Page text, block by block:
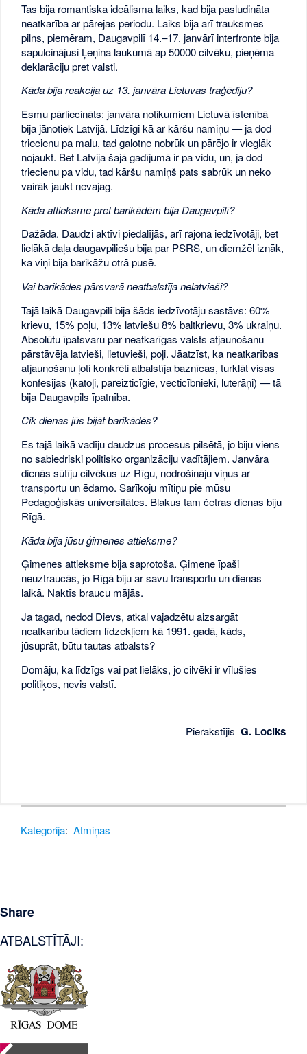
Tas bija romantiska ideālisma laiks, kad bija pasludināta
neatkarība ar pārejas periodu. Laiks bija arī trauksmes
pilns, piemēram, Daugavpilī 14.–17. janvārī interfronte bija
sapulcinājusi Ļeņina laukumā ap 50000 cilvēku, pieņēma
deklarāciju pret valsti.
Kāda bija reakcija uz 13. janvāra Lietuvas traģēdiju?
Esmu pārliecināts: janvāra notikumiem Lietuvā īstenībā
bija jānotiek Latvijā. Līdzīgi kā ar kāršu namiņu — ja dod
triecienu pa malu, tad galotne nobrūk un pārējo ir vieglāk
nojaukt. Bet Latvija šajā gadījumā ir pa vidu, un, ja dod
triecienu pa vidu, tad kāršu namiņš pats sabrūk un neko
vairāk jaukt nevajag.
Kāda attieksme pret barikādēm bija Daugavpilī?
Dažāda. Daudzi aktīvi piedalījās, arī rajona iedzīvotāji, bet
lielākā daļa daugavpiliešu bija par PSRS, un diemžēl iznāk,
ka viņi bija barikāžu otrā pusē.
Vai barikādes pārsvarā neatbalstīja nelatvieši?
Tajā laikā Daugavpilī bija šāds iedzīvotāju sastāvs: 60%
krievu, 15% poļu, 13% latviešu 8% baltkrievu, 3% ukraiņu.
Absolūtu īpatsvaru par neatkarīgas valsts atjaunošanu
pārstāvēja latvieši, lietuvieši, poļi. Jāatzīst, ka neatkarības
atjaunošanu ļoti konkrēti atbalstīja baznīcas, turklāt visas
konfesijas (katoļi, pareizticīgie, vecticībnieki, luterāņi) — tā
bija Daugavpils īpatnība.
Cik dienas jūs bijāt barikādēs?
Es tajā laikā vadīju daudzus procesus pilsētā, jo biju viens
no sabiedriski politisko organizāciju vadītājiem. Janvāra
dienās sūtīju cilvēkus uz Rīgu, nodrošināju viņus ar
transportu un ēdamo. Sarīkoju mītiņu pie mūsu
Pedagoģiskās universitātes. Blakus tam četras dienas biju
Rīgā.
Kāda bija jūsu ģimenes attieksme?
Ģimenes attieksme bija saprotoša. Ģimene īpaši
neuztraucās, jo Rīgā biju ar savu transportu un dienas
laikā. Naktīs braucu mājās.
Ja tagad, nedod Dievs, atkal vajadzētu aizsargāt
neatkarību tādiem līdzekļiem kā 1991. gadā, kāds,
jūsuprāt, būtu tautas atbalsts?
Domāju, ka līdzīgs vai pat lielāks, jo cilvēki ir vīlušies
politiķos, nevis valstī.
Pierakstījis G. Lociks
Kategorija: Atmiņas
Share
ATBALSTĪTĀJI: